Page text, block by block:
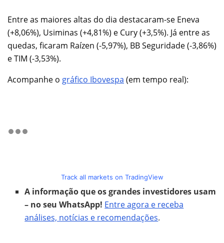
Entre as maiores altas do dia destacaram-se Eneva
(+8,06%), Usiminas (+4,81%) e Cury (+3,5%). Já entre as
quedas, ficaram Raízen (-5,97%), BB Seguridade (-3,86%)
e TIM (-3,53%).
Acompanhe o gráfico Ibovespa (em tempo real):
Track all markets on TradingView
A informação que os grandes investidores usam
– no seu WhatsApp! Entre agora e receba
análises, notícias e recomendações.